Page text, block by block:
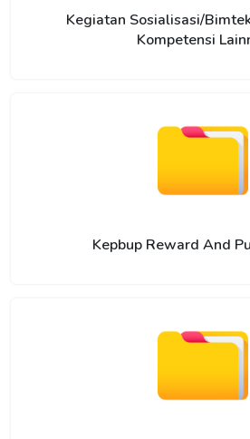
Kegiatan Sosialisasi/
Kompetensi
Kepbup Reward And